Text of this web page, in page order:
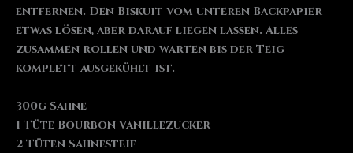
entfernen. Den Biskuit vom unteren Backpapier
etwas lösen, aber darauf liegen lassen. Alles
zusammen rollen und warten bis der Teig
komplett ausgekühlt ist.
300g Sahne
1 Tüte Bourbon Vanillezucker
2 Tüten Sahnesteif